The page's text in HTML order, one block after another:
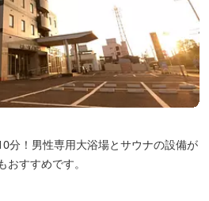
分！男性専用大浴場とサウナの設備が
すすめです。